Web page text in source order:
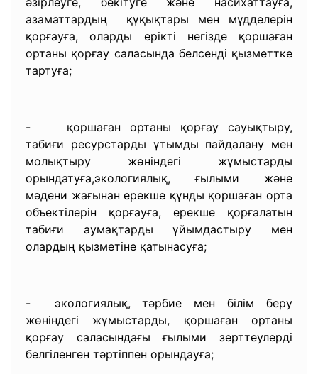
азаматтардың құқықтары мен мүдделерін
қорғауға, оларды ерікті негізде қоршаған
ортаны қорғау саласында белсенді қызметтке
тартуға;
- қоршаған ортаны қорғау сауықтыру,
табиғи ресурстарды ұтымды пайдалану мен
молықтыру жөніндегі жұмыстарды
орындатуға,экологиялық, ғылыми және
мәдени жағынан ерекше құнды қоршаған орта
объектілерін қорғауға, ерекше қорғалатын
табиғи аумақтарды ұйымдастыру мен
олардың қызметіне қатынасуға;
- экологиялық, тәрбие мен білім беру
жөніндегі жұмыстарды, қоршаған ортаны
қорғау саласындағы ғылыми зерттеулерді
белгіленген тәртіппен орындауға;